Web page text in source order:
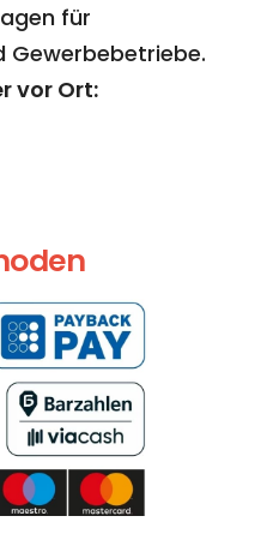
für
Gewerbebetriebe.
vor Ort: